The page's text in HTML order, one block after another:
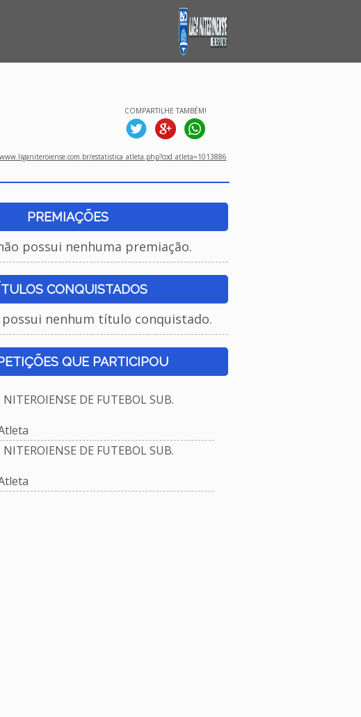
COMPARTILHE TAMBÉM!
www.liganiteroiense.com.br/estatistica_atleta.php?cod_atleta=1013886
PREMIAÇÕES
possui nenhuma premiação.
CONQUISTADOS
nenhum título conquistado.
QUE PARTICIPOU
DE FUTEBOL SUB.
DE FUTEBOL SUB.